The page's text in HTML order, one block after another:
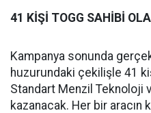
41 KİŞİ TOGG SAHİBİ
Kampanya sonunda
huzurundaki çekilişle 41
Standart Menzil Teknoloji
kazanacak. Her bir aracın